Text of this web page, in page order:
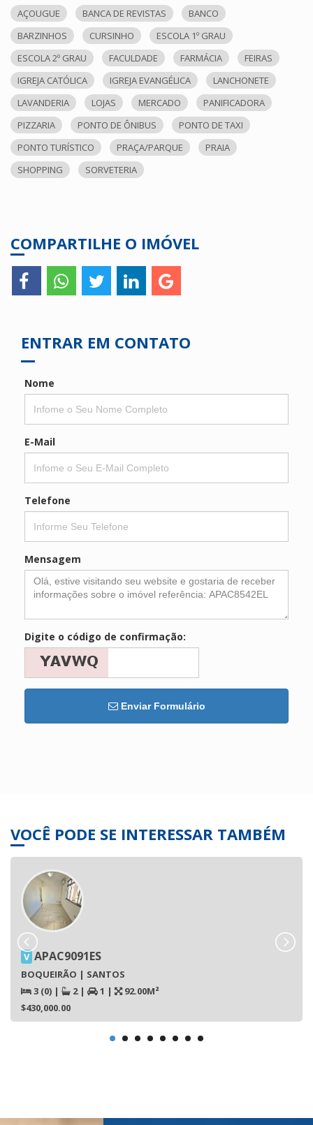
AÇOUGUE BANCA DE REVISTAS
BANCO
BARZINHOS
CURSINHO
ESCOLA 1º GRAU
ESCOLA 2º GRAU
FACULDADE FARMÁCIA
FEIRAS
IGREJA CATÓLICA
IGREJA EVANGÉLICA
LANCHONETE
LAVANDERIA
LOJAS MERCADO
PANIFICADORA
PIZZARIA
PONTO DE ÔNIBUS
PONTO DE TAXI
PONTO TURÍSTICO
PRAÇA/PARQUE
PRAIA
SHOPPING
SORVETERIA
COMPARTILHE O IMÓVEL
ENTRAR EM CONTATO
Nome
E-Mail
Telefone
Mensagem
Digite o código de confirmação:
Enviar Formulário
VOCÊ PODE SE INTERESSAR TAMBÉM
V APAC9091ES
BOQUEIRÃO | SANTOS
3 (0) | 2 | 1 |
92.00M²
$430,000.00